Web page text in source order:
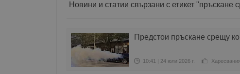
Новини и статии свързани с етикет "пръскане
Предстои пръскане срещу
10:41 | 24 юли 2026 г.